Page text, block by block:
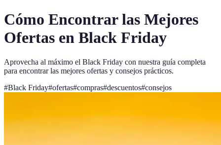
Cómo Encontrar las Mejores
Ofertas en Black Friday
Aprovecha al máximo el Black Friday con nuestra guía completa
para encontrar las mejores ofertas y consejos prácticos.
#Black Friday#ofertas#compras#descuentos#consejos